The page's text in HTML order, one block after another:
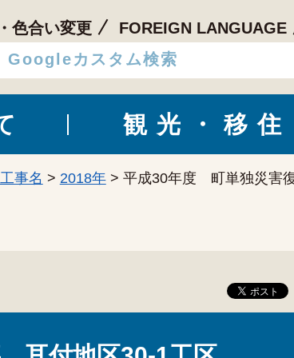
色合い変更 FOREIGN LANGUAGE
観光・移住
事名 > 2018年> 平成30年度 町単独災害